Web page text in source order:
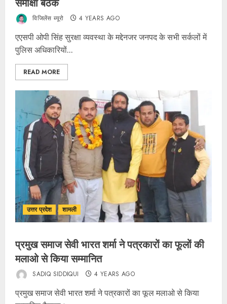
समीक्षा बैठक
विजिलेंस ब्यूरो 4 YEARS AGO
एएसपी ओपी सिंह सुरक्षा व्यवस्था के मद्देनजर जनपद के सभी सर्कलों में
पुलिस अधिकारियों...
READ MORE
उत्तर प्रदेश शामली
प्रमुख समाज सेवी भारत शर्मा ने पत्रकारों का फूलों की
मलाओ से किया सम्मानित
SADIQ SIDDIQUI 4 YEARS AGO
प्रमुख समाज सेवी भारत शर्मा ने पत्रकारों का फूल मलाओ से किया